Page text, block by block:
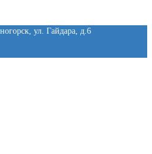
ул. Гайдара, д.6